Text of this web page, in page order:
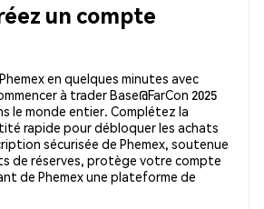
un compte
en quelques minutes avec
à trader Base@FarCon 2025
le monde entier. Complétez la
rapide pour débloquer les achats
sécurisée de Phemex, soutenue
de réserves, protège votre compte
de Phemex une plateforme de